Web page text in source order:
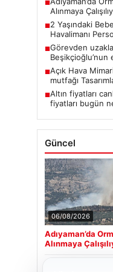
■
Alınmaya
■2 Yaşındaki
Havalimanı
■Görevden
Beşikçioğlu’nun
■Açık Hava
mutfağı
■Altın fiyatları
fiyatları bugün
Güncel
06/08/2026
Adıyaman’da
Alınmaya